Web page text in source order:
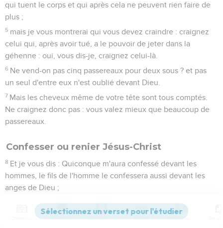
qui tuent le corps et qui après cela ne peuvent rien faire de
plus ;
5 mais je vous montrerai qui vous devez craindre : craignez
celui qui, après avoir tué, a le pouvoir de jeter dans la
géhenne : oui, vous dis-je, craignez celui-là.
6 Ne vend-on pas cinq passereaux pour deux sous ? et pas
un seul d'entre eux n'est oublié devant Dieu.
7 Mais les cheveux même de votre tête sont tous comptés.
Ne craignez donc pas : vous valez mieux que beaucoup de
passereaux.
Confesser ou renier Jésus-Christ
8 Et je vous dis : Quiconque m'aura confessé devant les
hommes, le fils de l'homme le confessera aussi devant les
anges de Dieu ;
mais celui qui m'aura renié devant les hommes sera renié
devant les anges de Dieu.
Versions Commentaires Strong